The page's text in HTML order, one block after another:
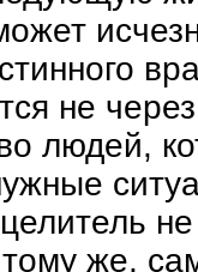
не
людей,
тому же,